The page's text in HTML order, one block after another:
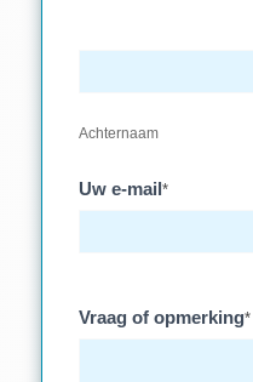
Achternaam
Uw e-mail*
Vraag of opmerking*